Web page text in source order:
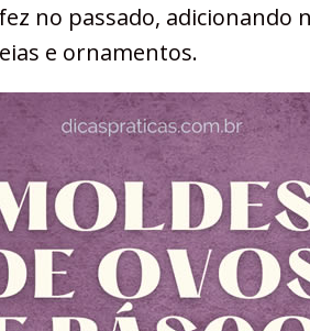
no passado, adicionando
e ornamentos.